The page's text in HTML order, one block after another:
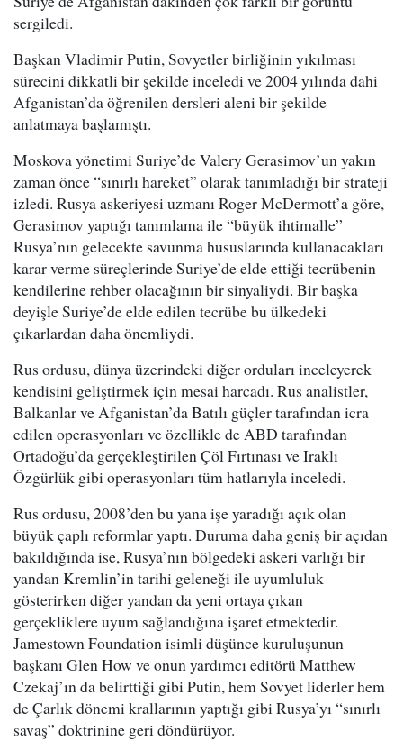
sergiledi.
Başkan Vladimir Putin, Sovyetler birliğinin yıkılması
sürecini dikkatli bir şekilde inceledi ve 2004 yılında dahi
Afganistan’da öğrenilen dersleri aleni bir şekilde
anlatmaya başlamıştı.
Moskova yönetimi Suriye’de Valery Gerasimov’un yakın
zaman önce “sınırlı hareket” olarak tanımladığı bir strateji
izledi. Rusya askeriyesi uzmanı Roger McDermott’a göre,
Gerasimov yaptığı tanımlama ile “büyük ihtimalle”
Rusya’nın gelecekte savunma hususlarında kullanacakları
karar verme süreçlerinde Suriye’de elde ettiği tecrübenin
kendilerine rehber olacağının bir sinyaliydi. Bir başka
deyişle Suriye’de elde edilen tecrübe bu ülkedeki
çıkarlardan daha önemliydi.
Rus ordusu, dünya üzerindeki diğer orduları inceleyerek
kendisini geliştirmek için mesai harcadı. Rus analistler,
Balkanlar ve Afganistan’da Batılı güçler tarafından icra
edilen operasyonları ve özellikle de ABD tarafından
Ortadoğu’da gerçekleştirilen Çöl Fırtınası ve Iraklı
Özgürlük gibi operasyonları tüm hatlarıyla inceledi.
Rus ordusu, 2008’den bu yana işe yaradığı açık olan
büyük çaplı reformlar yaptı. Duruma daha geniş bir açıdan
bakıldığında ise, Rusya’nın bölgedeki askeri varlığı bir
yandan Kremlin’in tarihi geleneği ile uyumluluk
gösterirken diğer yandan da yeni ortaya çıkan
gerçekliklere uyum sağlandığına işaret etmektedir.
Jamestown Foundation isimli düşünce kuruluşunun
başkanı Glen How ve onun yardımcı editörü Matthew
Czekaj’ın da belirttiği gibi Putin, hem Sovyet liderler hem
de Çarlık dönemi krallarının yaptığı gibi Rusya’yı “sınırlı
savaş” doktrinine geri döndürüyor.